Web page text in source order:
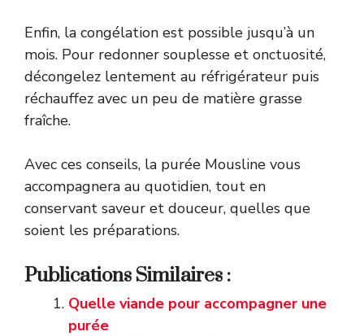
Enfin, la congélation est possible jusqu’à un
mois. Pour redonner souplesse et onctuosité,
décongelez lentement au réfrigérateur puis
réchauffez avec un peu de matière grasse
fraîche.
Avec ces conseils, la purée Mousline vous
accompagnera au quotidien, tout en
conservant saveur et douceur, quelles que
soient les préparations.
Publications Similaires :
Quelle viande pour accompagner une
purée